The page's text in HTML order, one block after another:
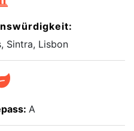
Sintra, Lisbon
A